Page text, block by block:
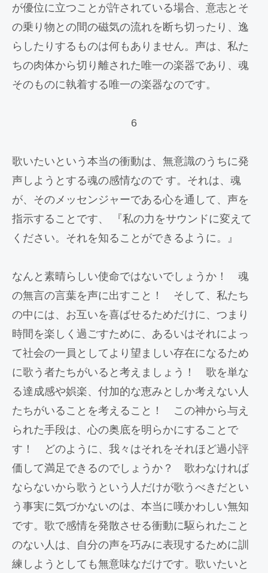
が優位に立つことが許されている場合、意志とそ
の乗り物との間の磁気の流れを断ち切ったり、逸
らしたりするものは何もありません。声は、私た
ちの肉体から切り離された唯一の楽器であり、魂
そのものに執着する唯一の楽器なのです。
6
歌いたいという本当の衝動は、無意識のうちに発
声しようとする魂の感情なので す。それは、魂
が、そのメッセンジャーである心を通して、声を
指示することです、 『私の力をサウンドに変えて
ください。それを知ることができるように。』
なんと素晴らしい使命ではないでしょうか！ 魂
の無言の言葉を声に出すこと！ そして、私たち
の中には、お互いを喜ばせるためだけに、つまり
時間を楽しく過ごすために、あるいはそれによっ
て社会の一員としてより望ましい存在になるため
に歌う者たちがいると考えましょう！ 歌を単な
る達成感や娯楽、付加的な恵みとしか考えない人
たちがいることを考えること！ この神から与え
られた手段は、心の奥底を明らかにすることで
す！ どのように、我々はそれをそれほど過小評
価して満足できるのでしょうか？ 歌わなければ
ならないから歌うという人だけが歌うべきだとい
う事実に気づかないのは、本当に嘆かわしい無知
です。歌で感情を発散させる衝動に駆られたこと
のない人は、自分の声を巧みに表現するために訓
練しようとしても無意味なだけです。歌いたいと